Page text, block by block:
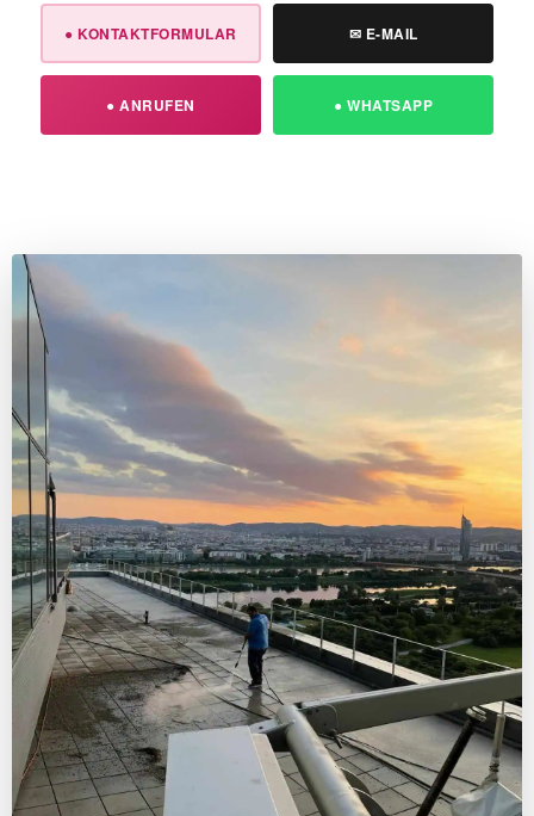
● KONTAKTFORMULAR ✉ E-MAIL
● ANRUFEN ● WHATSAPP